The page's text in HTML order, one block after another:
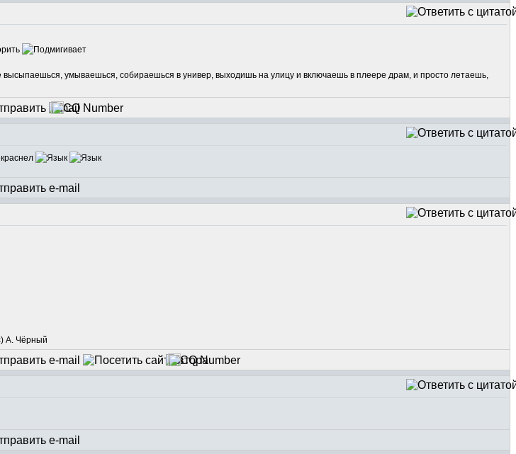
высыпаешься, умываешься, собираешься в универ, выходишь на улицу и включаешь в плеере драм, и просто летаешь,
А. Чёрный